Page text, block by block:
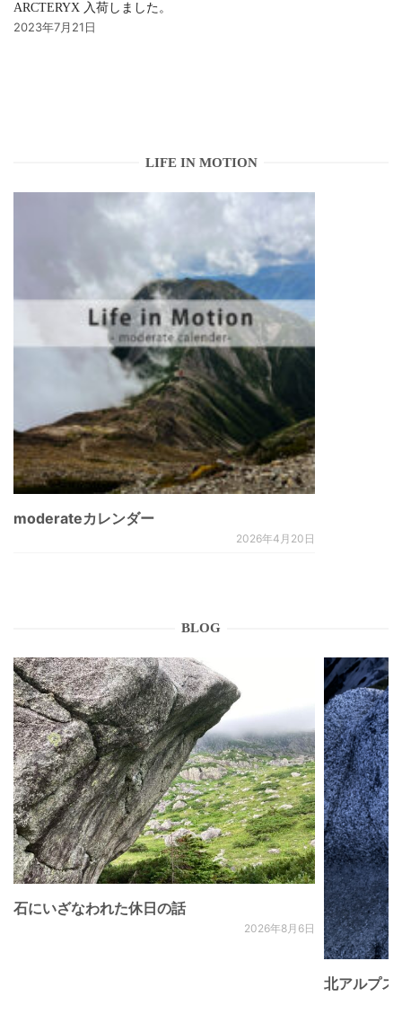
ARCTERYX 入荷しました。
2023年7月21日
LIFE IN MOTION
moderateカレンダー
2026年4月20日
BLOG
石にいざなわれた休日の話
2026年8月6日
北アルプ